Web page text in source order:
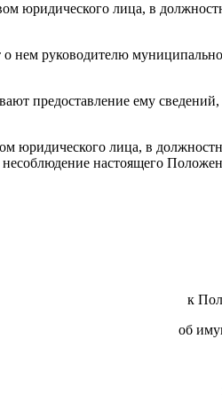
юридического лица, в
о нем руководителю
предоставление ему
лица, в
настоящего
к
об